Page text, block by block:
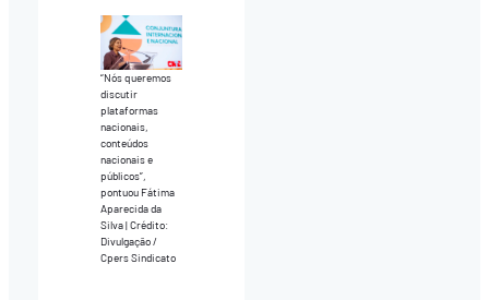
“Nós queremos
discutir
plataformas
nacionais,
conteúdos
nacionais e
públicos”,
pontuou Fátima
Aparecida da
Silva | Crédito:
Divulgação /
Cpers Sindicato